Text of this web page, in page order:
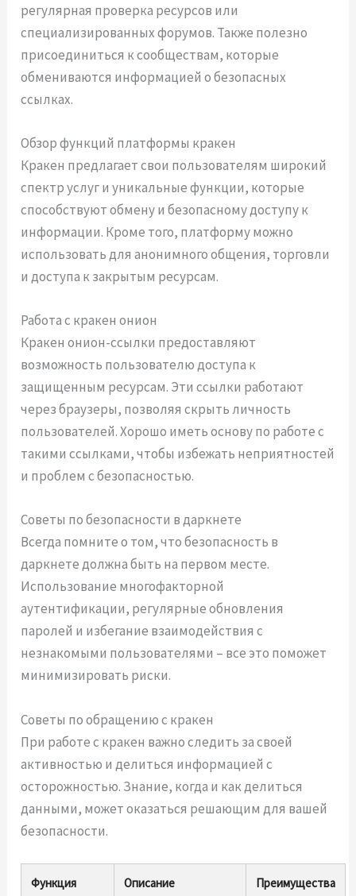
регулярная проверка ресурсов или
специализированных форумов. Также полезно
присоединиться к сообществам, которые
обмениваются информацией о безопасных
ссылках.
Обзор функций платформы кракен
Кракен предлагает свои пользователям широкий
спектр услуг и уникальные функции, которые
способствуют обмену и безопасному доступу к
информации. Кроме того, платформу можно
использовать для анонимного общения, торговли
и доступа к закрытым ресурсам.
Работа с кракен онион
Кракен онион-ссылки предоставляют
возможность пользователю доступа к
защищенным ресурсам. Эти ссылки работают
через браузеры, позволяя скрыть личность
пользователей. Хорошо иметь основу по работе с
такими ссылками, чтобы избежать неприятностей
и проблем с безопасностью.
Советы по безопасности в даркнете
Всегда помните о том, что безопасность в
даркнете должна быть на первом месте.
Использование многофакторной
аутентификации, регулярные обновления
паролей и избегание взаимодействия с
незнакомыми пользователями – все это поможет
минимизировать риски.
Советы по обращению с кракен
При работе с кракен важно следить за своей
активностью и делиться информацией с
осторожностью. Знание, когда и как делиться
данными, может оказаться решающим для вашей
безопасности.
Функция Описание Преимущества